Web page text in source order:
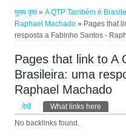
मुख्य पृष्ठ»A QTP Também é
Raphael Machado » Pages that
resposta a Fabinho Santos -
Pages that link to A
Brasileira: uma
Raphael Machado
प्राथमिक टैब्स
देखें What links here
No backlinks found.